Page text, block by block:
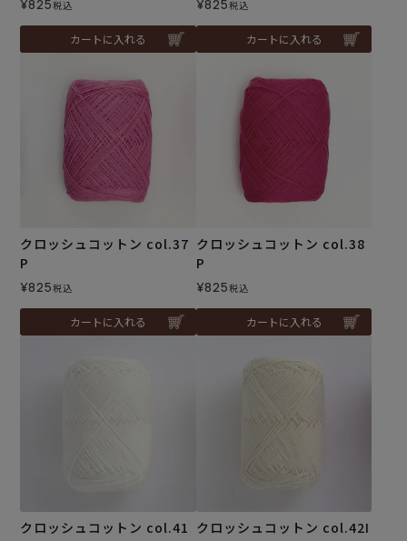
¥825税込
カートに入れる
¥825税込
カートに入れる
クロッシュコットン col.37
P
¥825税込
カートに入れる
クロッシュコットン col.38
P
¥825税込
カートに入れる
クロッシュコットン col.41 クロッシュコットン col.42I